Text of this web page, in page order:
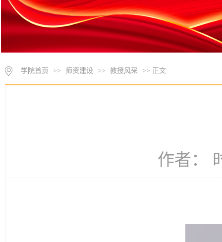
学院首页 >> 师资建设 >> 教授风采 >> 正文
作者：